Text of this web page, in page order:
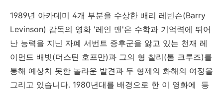
1989년 아카데미 4개 부분을 수상한 배리 레빈슨(Barry
Levinson) 감독의 영화 '레인 맨'은 수학과 기억력에 뛰어
난 능력을 지닌 자폐 서번트 증후군을 앓고 있는 천재 레
이먼드 배빗(더스틴 호프만)과 그의 형 찰리(톰 크루즈)를
통해 예상치 못한 놀라운 발견과 두 형제의 화해의 여정을
그리고 있습니다. 1980년대를 배경으로 한 이 영화에 등